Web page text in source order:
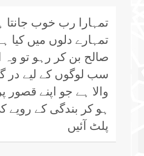
تمہارا رب خوب جانتا
تمہارے دلوں میں کیا
صالح بن کر رہو تو وہ
سب لوگوں کے لیے در
والا ہے جو اپنے قصور
ہو کر بندگی کے
پلٹ آئیں